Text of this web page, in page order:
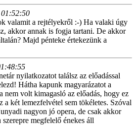
valamit a rejtélyekről :-) Ha valaki úgy
akkor annak is fogja tartani. De akkor
Majd pénteke értekezünk a
nyilatkozatot találsz az előadással
Hátha kapunk magyarázatot a
nem volt kimagasló az előadás, hogy ez
a két lemezfelvétel sem tökéletes. Szóval
nagyon jó opera, de csak akkor
megfelelő énekes áll